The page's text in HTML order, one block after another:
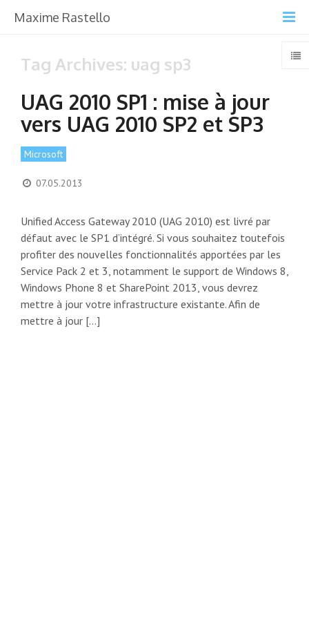
Maxime Rastello
Tag Archives: uag sp3
UAG 2010 SP1 : mise à jour
vers UAG 2010 SP2 et SP3
Microsoft
07.05.2013
Unified Access Gateway 2010 (UAG 2010) est livré par
défaut avec le SP1 d’intégré. Si vous souhaitez toutefois
profiter des nouvelles fonctionnalités apportées par les
Service Pack 2 et 3, notamment le support de Windows 8,
Windows Phone 8 et SharePoint 2013, vous devrez
mettre à jour votre infrastructure existante. Afin de
mettre à jour […]